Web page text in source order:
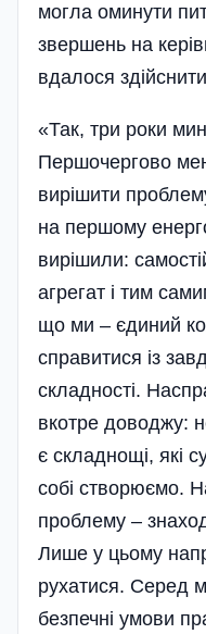
могла оминути
звершень на
вдалося
«Так, три роки
Першочергово
вирішити
на першому
вирішили:
агрегат і тим
що ми – єдиний
справитися із
складності.
вкотре доводжу:
є складнощі, які
собі створюємо.
проблему –
Лише у цьому
рухатися. Серед
безпечні умови